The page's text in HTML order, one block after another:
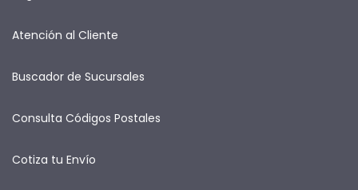
Atención al Cliente
Buscador de Sucursales
Consulta Códigos Postales
Cotiza tu Envío